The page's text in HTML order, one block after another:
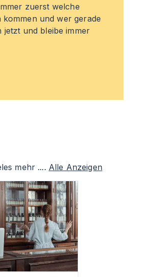
zuerst welche
und wer gerade
jetzt und bleibe immer
mehr .... Alle Anzeigen